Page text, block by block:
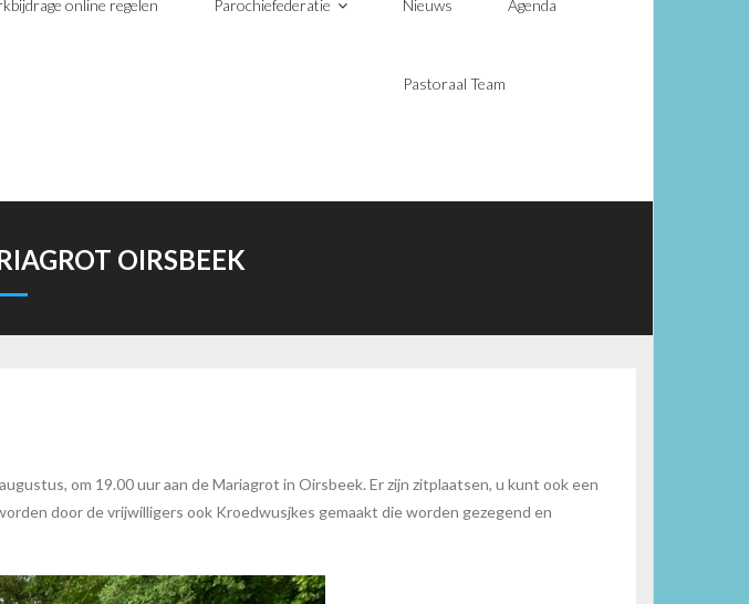
online regelen Parochiefederatie Nieuws Agenda
Pastoraal Team
OIRSBEEK
om 19.00 uur aan de Mariagrot in Oirsbeek. Er zijn zitplaatsen, u kunt ook een
door de vrijwilligers ook Kroedwusjkes gemaakt die worden gezegend en